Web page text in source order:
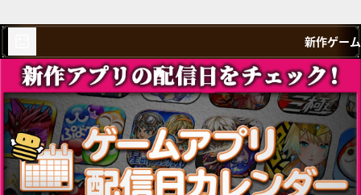
新作ゲーム